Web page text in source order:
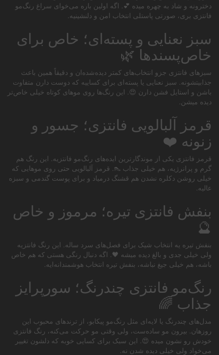
دخترونه و شاد به چهره میده 💕. اگه اولین باره می‌خوای سراغ رنگ‌مو
فانتزی بری، صورتی پاستلی انتخاب امن و دلنشینیه.
سبز نعنایی و پسته‌ای؛ خاص برای
خاص‌پسندها 🌿
سبزهای فانتزی جزو انتخاب‌های کمتر دیده‌شده‌ان و دقیقاً همین باعث
جذابیتشونه. سبز نعنایی یا پسته‌ای برای کساییه که دوست دارن متفاوت
باشن و استایل فشن دارن 😍. این رنگ‌ها روی موهای کوتاه خیلی خاص‌تر
دیده میشن.
قرمز آلبالویی فانتزی؛ جسور و
زنونه ❤️
قرمز فانتزی یکی از موندگارترین ایده‌های رنگ‌مو فانتزیه. این رنگ هم
گرم و پرانرژیه، هم خیلی جذاب 👠. قرمز آلبالویی حتی روی موهایی که
خیلی روشن دکلره نشدن هم قشنگ درمیاد و برای پوست گندمی و سبزه
عالیه.
بنفش فانتزی تیره؛ مرموز و خاص
🔮
بنفش تیره یه انتخاب شیک برای فصل‌های سرد ساله. این رنگ فانتزیه
ولی خیلی جدی و بالغ دیده میشه 🖤. اگه دنبال رنگی هستی که هم خاص
باشه، هم خیلی جیغ نباشه، بنفش تیره انتخاب هوشمندانه‌ایه.
رنگ‌مو فانتزی چندرنگ؛ سورپرایز
جذاب 🌈
مدل‌های چندرنگ یا لایه‌ای مثل رنگ‌مو پیکابو، از ترندهای محبوب این
روزهان. بیرون مو ساده‌ست، ولی وقتی مو حرکت می‌کنه، رنگ فانتزی
خودش رو نشون میده 😍. این سبک برای کسایی خوبه که دلشون تغییر
می‌خواد ولی خیلی دیده شدن نه.